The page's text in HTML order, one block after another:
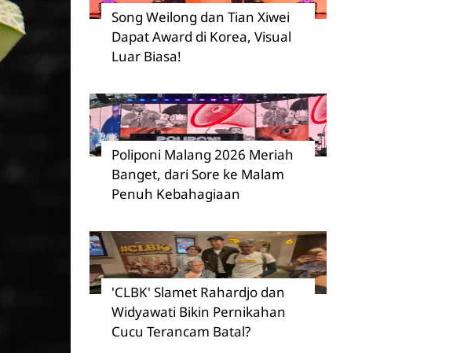
Song Weilong dan Tian Xiwei
Dapat Award di Korea, Visual
Luar Biasa!
Poliponi Malang 2026 Meriah
Banget, dari Sore ke Malam
Penuh Kebahagiaan
'CLBK' Slamet Rahardjo dan
Widyawati Bikin Pernikahan
Cucu Terancam Batal?